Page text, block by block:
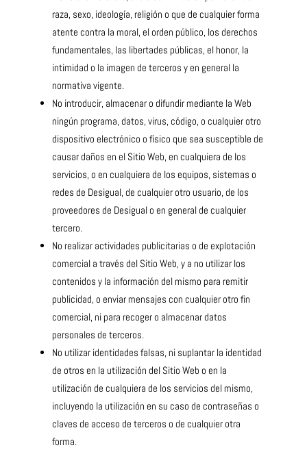
raza, sexo, ideología, religión o que de cualquier forma
atente contra la moral, el orden público, los derechos
fundamentales, las libertades públicas, el honor, la
intimidad o la imagen de terceros y en general la
normativa vigente.
No introducir, almacenar o difundir mediante la Web
ningún programa, datos, virus, código, o cualquier otro
dispositivo electrónico o físico que sea susceptible de
causar daños en el Sitio Web, en cualquiera de los
servicios, o en cualquiera de los equipos, sistemas o
redes de Desigual, de cualquier otro usuario, de los
proveedores de Desigual o en general de cualquier
tercero.
No realizar actividades publicitarias o de explotación
comercial a través del Sitio Web, y a no utilizar los
contenidos y la información del mismo para remitir
publicidad, o enviar mensajes con cualquier otro fin
comercial, ni para recoger o almacenar datos
personales de terceros.
No utilizar identidades falsas, ni suplantar la identidad
de otros en la utilización del Sitio Web o en la
utilización de cualquiera de los servicios del mismo,
incluyendo la utilización en su caso de contraseñas o
claves de acceso de terceros o de cualquier otra
forma.